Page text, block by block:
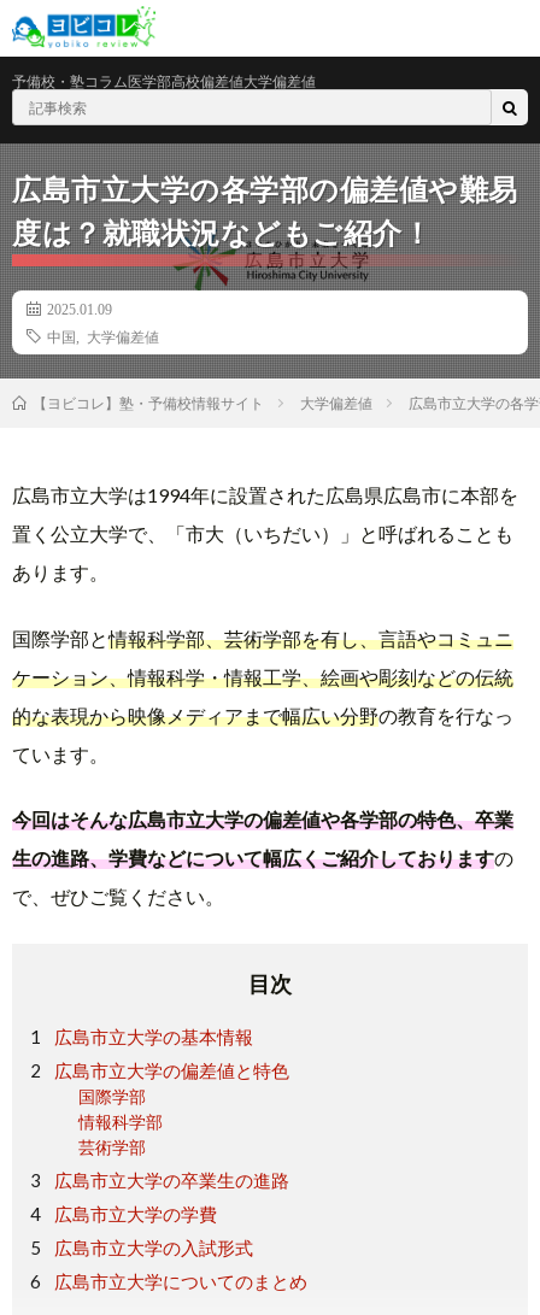
予備校・塾コラム医学部高校偏差値大学偏差値
広島市立大学の各学部の偏差値や難易
度は？就職状況などもご紹介！
2025.01.09
中国
大学偏差値
【ヨビコレ】塾・予備校情報サイト 大学偏差値 広島市立大学の各
広島市立大学は1994年に設置された広島県広島市に本部を
置く公立大学で、「市大（いちだい）」と呼ばれることも
あります。
国際学部と情報科学部、芸術学部を有し、言語やコミュニ
ケーション、情報科学・情報工学、絵画や彫刻などの伝統
的な表現から映像メディアまで幅広い分野の教育を行なっ
ています。
今回はそんな広島市立大学の偏差値や各学部の特色、卒業
生の進路、学費などについて幅広くご紹介しておりますの
で、ぜひご覧ください。
目次
広島市立大学の基本情報
広島市立大学の偏差値と特色
国際学部
情報科学部
芸術学部
広島市立大学の卒業生の進路
広島市立大学の学費
広島市立大学の入試形式
広島市立大学についてのまとめ